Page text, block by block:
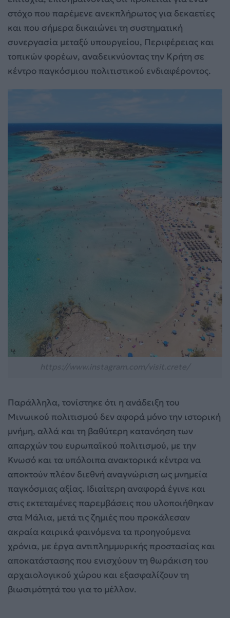
στόχο που παρέμενε ανεκπλήρωτος για δεκαετίες
και που σήμερα δικαιώνει τη συστηματική
συνεργασία μεταξύ υπουργείου, Περιφέρειας και
τοπικών φορέων, αναδεικνύοντας την Κρήτη σε
κέντρο παγκόσμιου πολιτιστικού ενδιαφέροντος.
Παράλληλα, τονίστηκε ότι η ανάδειξη του
Μινωικού πολιτισμού δεν αφορά μόνο την ιστορική
μνήμη, αλλά και τη βαθύτερη κατανόηση των
απαρχών του ευρωπαϊκού πολιτισμού, με την
Κνωσό και τα υπόλοιπα ανακτορικά κέντρα να
αποκτούν πλέον διεθνή αναγνώριση ως μνημεία
παγκόσμιας αξίας. Ιδιαίτερη αναφορά έγινε και
στις εκτεταμένες παρεμβάσεις που υλοποιήθηκαν
στα Μάλια, μετά τις ζημιές που προκάλεσαν
ακραία καιρικά φαινόμενα τα προηγούμενα
χρόνια, με έργα αντιπλημμυρικής προστασίας και
αποκατάστασης που ενισχύουν τη θωράκιση του
αρχαιολογικού χώρου και εξασφαλίζουν τη
βιωσιμότητά του για το μέλλον.